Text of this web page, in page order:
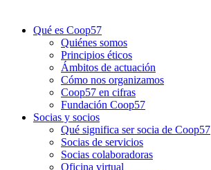
Qué es Coop57
Quiénes somos
Principios éticos
Ámbitos de actuación
Cómo nos organizamos
Coop57 en cifras
Fundación Coop57
Socias y socios
Qué significa ser socia de Coop57
Socias de servicios
Socias colaboradoras
Oficina virtual